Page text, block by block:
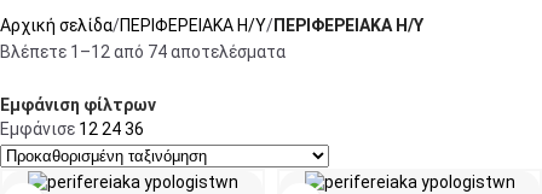
Αρχική σελίδα ΠΕΡΙΦΕΡΕΙΑΚΑ Η/Υ ΠΕΡΙΦΕΡΕΙΑΚΑ Η/Υ
Βλέπετε 1–12 από 74 αποτελέσματα
Εμφάνιση φίλτρων
Εμφάνισε 122436